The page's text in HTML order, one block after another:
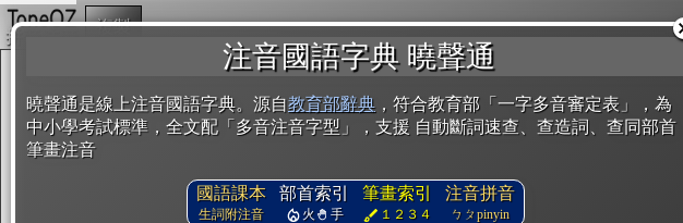
注音國語字典 曉聲通
曉聲通是線上注音國語字典。源自教育部辭典 ，符合教育部「一字多音審定表」，為
中小學考試標準，全文配「多音注音字型」，支援 自動斷詞速查、查造詞、查同部首
筆畫注音
國語課本
生詞附注音
部首索引
火 手
筆畫索引
１２３４
注音拼音
ㄅㄆpinyin
複製